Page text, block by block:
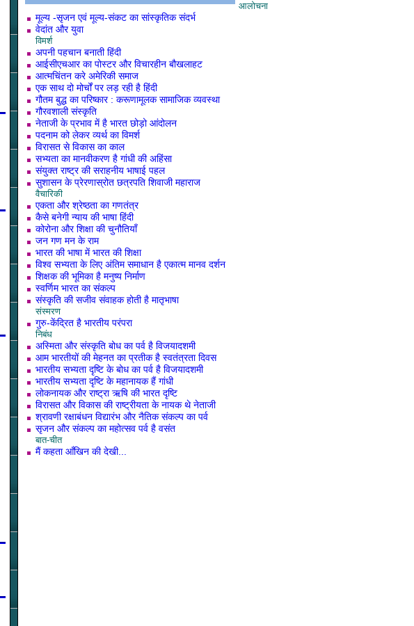
आलोचना
मूल्य -सृजन एवं मूल्य-संकट का सांस्कृतिक संदर्भ
वेदांत और युवा
विमर्श
अपनी पहचान बनाती हिंदी
आईसीएचआर का पोस्टर और विचारहीन बौखलाहट
आत्मचिंतन करे अमेरिकी समाज
एक साथ दो मोर्चों पर लड़ रही है हिंदी
गौतम बुद्ध का परिष्‍कार : करूणामूलक सामाजिक व्‍यवस्‍था
गौरवशाली संस्कृति
नेताजी के प्रभाव में है भारत छोड़ो आंदोलन
पदनाम को लेकर व्यर्थ का विमर्श
विरासत से विकास का काल
सभ्यता का मानवीकरण है गांधी की अहिंसा
संयुक्त राष्ट्र की सराहनीय भाषाई पहल
सुशासन के प्रेरणास्रोत छत्रपति शिवाजी महाराज
वैचारिकी
एकता और श्रेष्ठता का गणतंत्र
कैसे बनेगी न्याय की भाषा हिंदी
कोरोना और शिक्षा की चुनौतियाँ
जन गण मन के राम
भारत की भाषा में भारत की शिक्षा
विश्व सभ्यता के लिए अंतिम समाधान है एकात्म मानव दर्शन
शिक्षक की भूमिका है मनुष्य निर्माण
स्वर्णिम भारत का संकल्प
संस्कृति की सजीव संवाहक होती है मातृभाषा
संस्मरण
गुरु-केंद्रित है भारतीय परंपरा
निबंध
अस्मिता और संस्कृति बोध का पर्व है विजयादशमी
आम भारतीयों की मेहनत का प्रतीक है स्वतंत्रता दिवस
भारतीय सभ्यता दृष्टि के बोध का पर्व है विजयादशमी
भारतीय सभ्यता दृष्टि के महानायक हैं गांधी
लोकनायक और राष्ट्रा ऋषि की भारत दृष्टि
विरासत और विकास की राष्ट्रीयता के नायक थे नेताजी
श्रावणी रक्षाबंधन विद्यारंभ और नैतिक संकल्प का पर्व
सृजन और संकल्प का महोत्सव पर्व है वसंत
बात-चीत
मैं कहता आँखिन की देखी...